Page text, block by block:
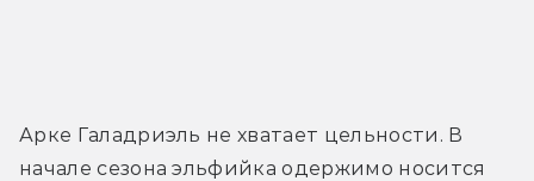
Арке Галадриэль не хватает цельности. В
начале сезона эльфийка одержимо носится